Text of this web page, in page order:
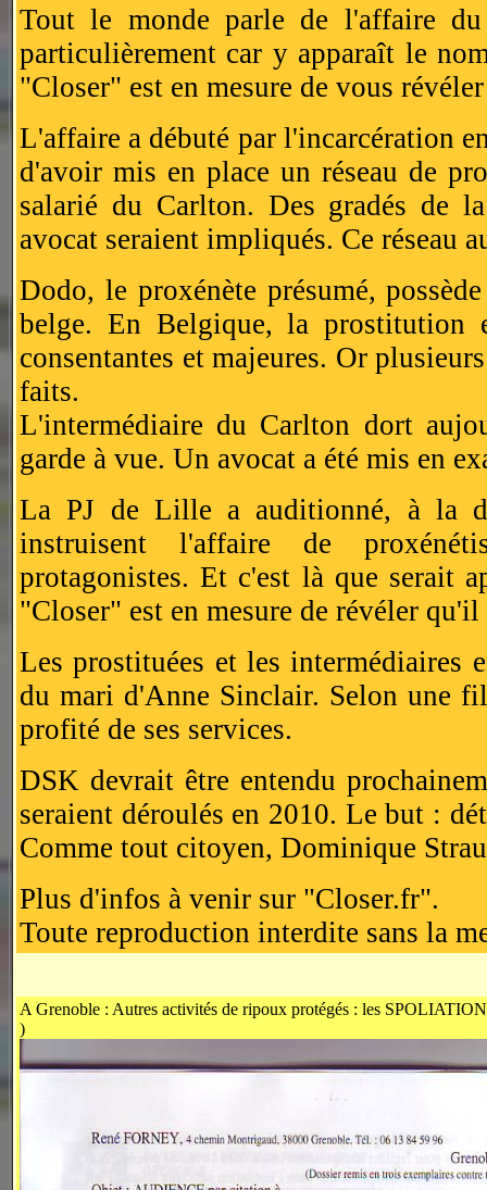
Tout le monde parle de l'affaire
particulièrement car y apparaît le
"Closer" est en mesure de vous
L'affaire a débuté par l'incarcération
d'avoir mis en place un réseau de
salarié du Carlton. Des gradés de
avocat seraient impliqués. Ce réseau
Dodo, le proxénète présumé,
belge. En Belgique, la
consentantes et majeures. Or
faits.
L'intermédiaire du Carlton dort
garde à vue. Un avocat a été mis en
La PJ de Lille a auditionné, à la
instruisent l'affaire de
protagonistes. Et c'est là que serait
"Closer" est en mesure de révéler
Les prostituées et les intermédiaires
du mari d'Anne Sinclair. Selon une
profité de ses services.
DSK devrait être entendu
seraient déroulés en 2010. Le but :
Comme tout citoyen, Dominique
Plus d'infos à venir sur "Closer.fr".
Toute reproduction interdite sans la
A Grenoble : Autres activités de ripoux protégés : les
)